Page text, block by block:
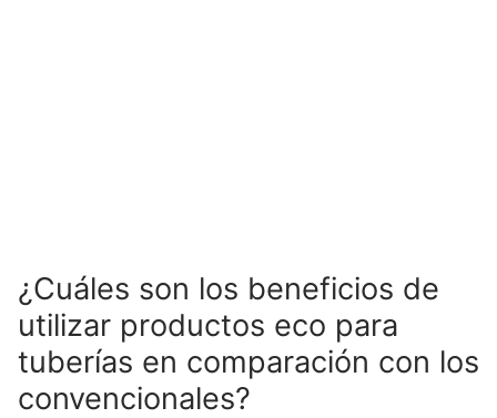
¿Cuáles son los beneficios de
utilizar productos eco para
tuberías en comparación con los
convencionales?